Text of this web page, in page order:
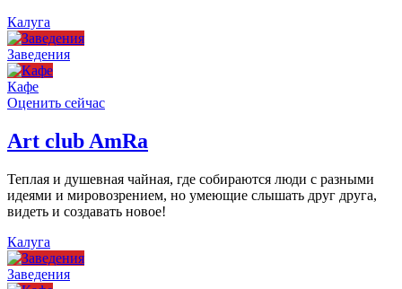
Калуга
Заведения
Кафе
Оценить сейчас
Art сlub AmRa
Теплая и душевная чайная, где собираются люди с разными
идеями и мировозрением, но умеющие слышать друг друга,
видеть и создавать новое!
Калуга
Заведения